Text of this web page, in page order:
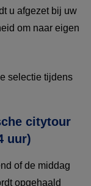
u afgezet bij uw
om naar eigen
selectie tijdens
citytour
uur)
of de middag
opgehaald